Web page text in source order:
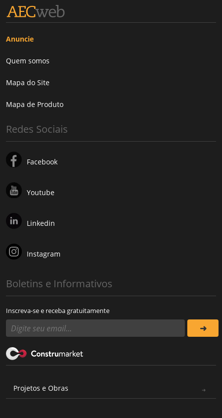
Anuncie
Quem somos
Mapa do Site
Mapa de Produto
Redes Sociais
Facebook
Youtube
Linkedin
Instagram
Boletins e Informativos
Inscreva-se e receba gratuitamente
Projetos e Obras